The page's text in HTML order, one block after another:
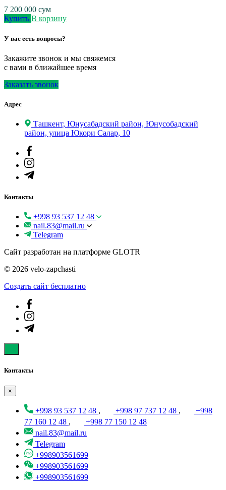
7 200 000 сум
Купить В корзину
У вас есть вопросы?
Закажите звонок и мы свяжемся
с вами в ближайшее время
Заказать звонок
Адрес
Ташкент, Юнусабадский район, Юнусобадский
район, улица Юкори Салар, 10
Контакты
+998 93 537 12 48
nail.83@mail.ru
Telegram
Сайт разработан на платформе GLOTR
© 2026 velo-zapchasti
Создать cайт бесплатно
Контакты
×
+998 93 537 12 48 , +998 97 737 12 48 ,
+998
77 160 12 48 ,
+998 77 150 12 48
nail.83@mail.ru
Telegram
+998903561699
+998903561699
+998903561699